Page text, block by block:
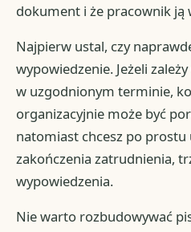
dokument i że pracownik ją
Najpierw ustal, czy
wypowiedzenie. Jeżeli
w uzgodnionym terminie,
organizacyjnie może być
natomiast chcesz po prostu
zakończenia zatrudnienia,
wypowiedzenia.
Nie warto rozbudowywać